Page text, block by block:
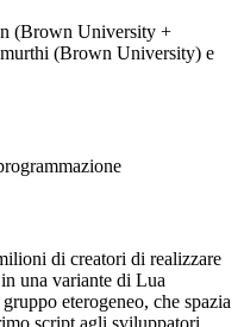
(Brown University +
(Brown University) e
di creatori di realizzare
una variante di Lua
eterogeneo, che spazia
script agli sviluppatori